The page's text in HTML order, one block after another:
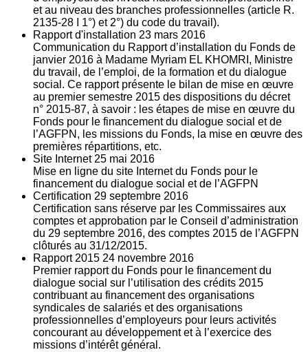
et au niveau des branches professionnelles (article R.
2135‐28 I 1°) et 2°) du code du travail).
Rapport d'installation 23 mars 2016
Communication du Rapport d’installation du Fonds de
janvier 2016 à Madame Myriam EL KHOMRI, Ministre
du travail, de l’emploi, de la formation et du dialogue
social. Ce rapport présente le bilan de mise en œuvre
au premier semestre 2015 des dispositions du décret
n° 2015-87, à savoir : les étapes de mise en œuvre du
Fonds pour le financement du dialogue social et de
l’AGFPN, les missions du Fonds, la mise en œuvre des
premières répartitions, etc.
Site Internet 25 mai 2016
Mise en ligne du site Internet du Fonds pour le
financement du dialogue social et de l’AGFPN
Certification 29 septembre 2016
Certification sans réserve par les Commissaires aux
comptes et approbation par le Conseil d’administration
du 29 septembre 2016, des comptes 2015 de l’AGFPN
clôturés au 31/12/2015.
Rapport 2015 24 novembre 2016
Premier rapport du Fonds pour le financement du
dialogue social sur l’utilisation des crédits 2015
contribuant au financement des organisations
syndicales de salariés et des organisations
professionnelles d’employeurs pour leurs activités
concourant au développement et à l’exercice des
missions d’intérêt général.